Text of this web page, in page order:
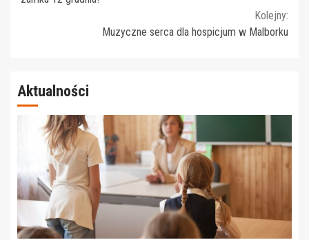
Kolejny:
Muzyczne serca dla hospicjum w Malborku
Aktualności